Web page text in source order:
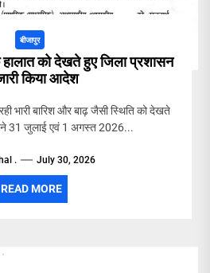
बीजापुर
हालात को देखते हुए जिला प्रशासन
किया आदेश
भारी बारिश और बाढ़ जैसी स्थिति को देखते
ने 31 जुलाई एवं 1 अगस्त 2026...
. July 30, 2026
READ MORE